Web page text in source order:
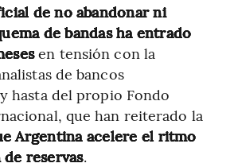
de no abandonar ni
de bandas ha entrado
en tensión con la
de bancos
hasta del propio Fondo
que han reiterado la
Argentina acelere el ritmo
reservas.